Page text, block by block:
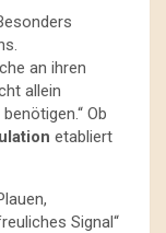
an ihren
allein
Ob
etabliert
Signal“